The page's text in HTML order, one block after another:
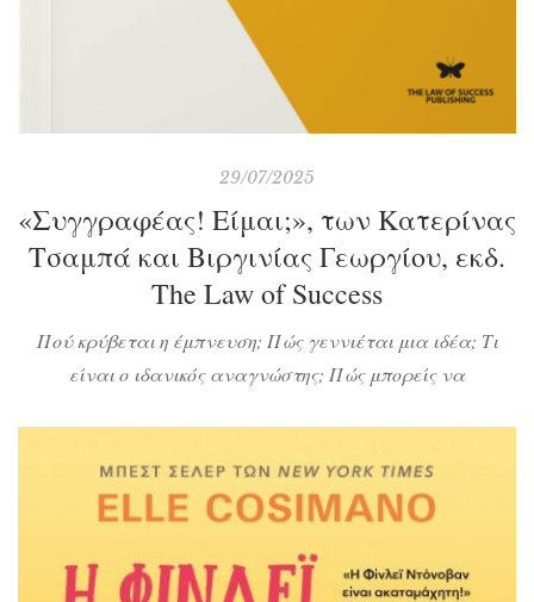
29/07/2025
«Συγγραφέας! Είμαι;», των Κατερίνας
Τσαμπά και Βιργινίας Γεωργίου, εκδ.
The Law of Success
Πού κρύβεται η έμπνευση; Πώς γεννιέται μια ιδέα; Τι
είναι ο ιδανικός αναγνώστης; Πώς μπορείς να
Πώς θα εξελιχθούν οι χαρακτήρες σου; Πώς θα επιτύχεις
τις συγκρούσεις και πώς θα σχεδιάσεις την κορύφωση